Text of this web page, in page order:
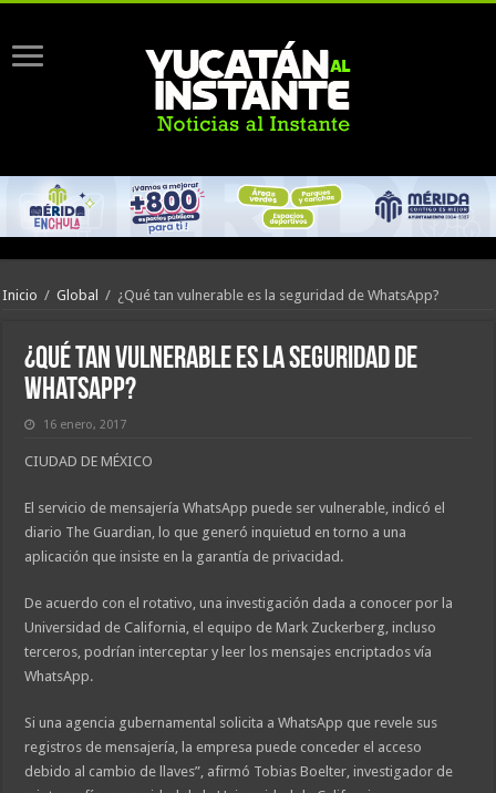
Inicio / Global / ¿Qué tan vulnerable es la seguridad de WhatsApp?
¿Qué tan vulnerable es la seguridad de
WhatsApp?
16 enero, 2017
CIUDAD DE MÉXICO
El servicio de mensajería WhatsApp puede ser vulnerable, indicó el
diario The Guardian, lo que generó inquietud en torno a una
aplicación que insiste en la garantía de privacidad.
De acuerdo con el rotativo, una investigación dada a conocer por la
Universidad de California, el equipo de Mark Zuckerberg, incluso
terceros, podrían interceptar y leer los mensajes encriptados vía
WhatsApp.
Si una agencia gubernamental solicita a WhatsApp que revele sus
registros de mensajería, la empresa puede conceder el acceso
debido al cambio de llaves”, afirmó Tobias Boelter, investigador de